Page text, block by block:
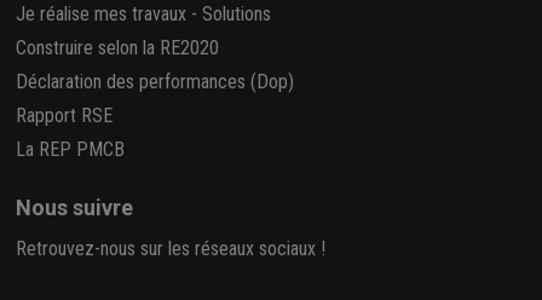
Je réalise mes travaux - Solutions
Construire selon la RE2020
Déclaration des performances (Dop)
Rapport RSE
La REP PMCB
Nous suivre
Retrouvez-nous sur les réseaux sociaux !